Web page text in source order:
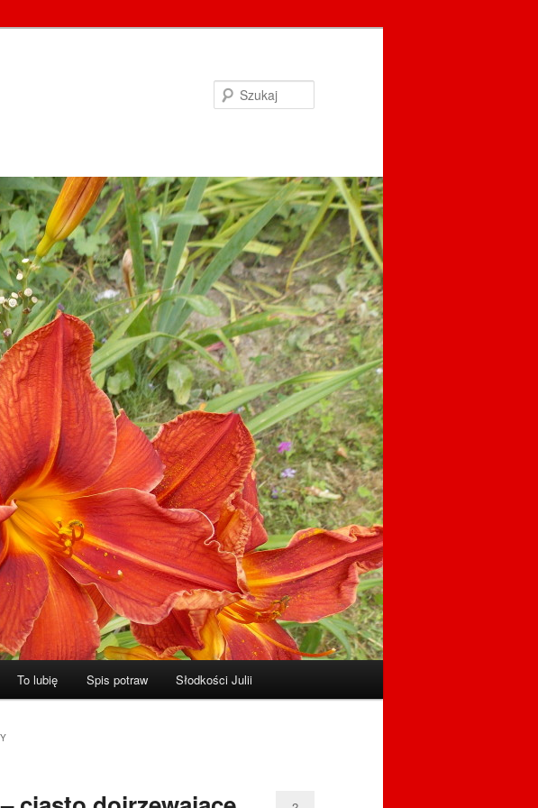
To lubię Spis potraw Słodkości Julii